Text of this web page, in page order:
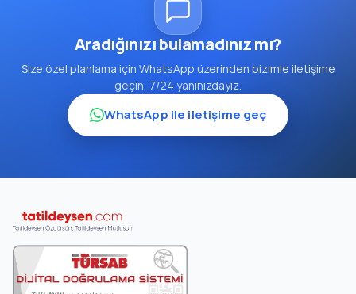
Aradığınızı bulamadınız mı?
Size özel planlama için WhatsApp üzerinden bizimle iletişime
geçin, 7/24 yanınızdayız.
WhatsApp ile iletişime geç